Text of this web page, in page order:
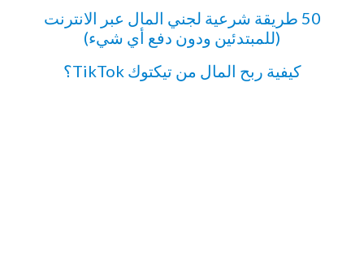
‎50‎‏ طريقة شرعية لجني المال عبر الانترنت
(للمبتدئين ودون دفع أي شيء)‏
كيفية ربح المال من تيكتوك TikTok؟